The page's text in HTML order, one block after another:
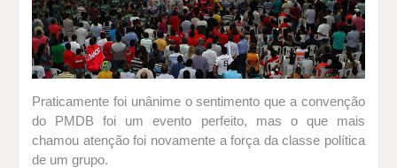
Praticamente foi unânime o sentimento que a convenção
do PMDB foi um evento perfeito, mas o que mais
chamou atenção foi novamente a força da classe política
de um grupo.